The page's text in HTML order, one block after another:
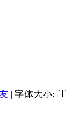
| 字体大小: tT